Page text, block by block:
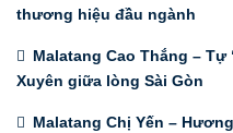
thương hiệu đầu ngành
Malatang Cao Thắng –
Xuyên giữa lòng Sài Gòn
Malatang Chị Yến –